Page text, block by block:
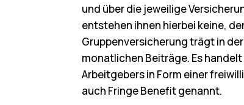
und über die jeweilige
entstehen ihnen hierbei keine,
Gruppenversicherung trägt in
monatlichen Beiträge. Es
Arbeitgebers in Form einer
auch Fringe Benefit genannt.